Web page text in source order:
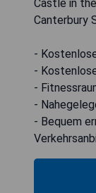
Castle in
Canterbury
-
-
-
-
- Bequem